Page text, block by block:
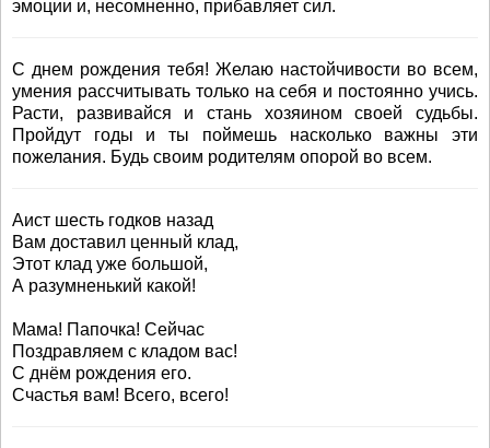
эмоции и, несомненно, прибавляет сил.
С днем рождения тебя! Желаю настойчивости во всем,
умения рассчитывать только на себя и постоянно учись.
Расти, развивайся и стань хозяином своей судьбы.
Пройдут годы и ты поймешь насколько важны эти
пожелания. Будь своим родителям опорой во всем.
Аист шесть годков назад
Вам доставил ценный клад,
Этот клад уже большой,
А разумненький какой!
Мама! Папочка! Сейчас
Поздравляем с кладом вас!
С днём рождения его.
Счастья вам! Всего, всего!